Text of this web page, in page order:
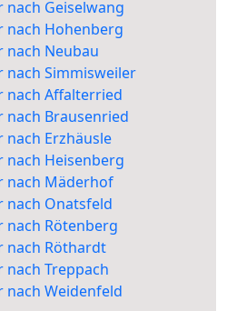
nach Geiselwang
nach Hohenberg
nach Neubau
nach Simmisweiler
nach Affalterried
nach Brausenried
nach Erzhäusle
nach Heisenberg
nach Mäderhof
nach Onatsfeld
nach Rötenberg
nach Röthardt
nach Treppach
nach Weidenfeld